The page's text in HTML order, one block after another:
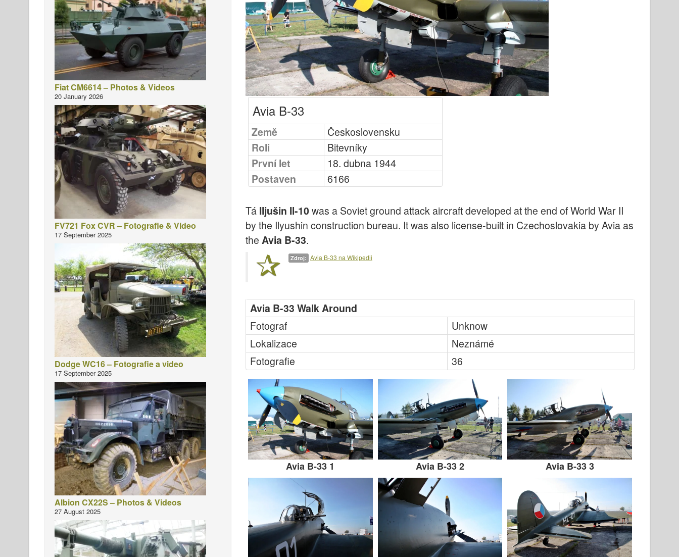
Avia B-33
Země
Československu
Roli
Bitevníky
První let
18. dubna 1944
Postaven
6166
Tá Iljušin Il-10 was a Soviet ground attack aircraft developed at the end of World War II
by the Ilyushin construction bureau. It was also license-built in Czechoslovakia by Avia as
the Avia B-33.
Zdroj: Avia B-33 na Wikipedii
Avia B-33 Walk Around
Fotograf
Unknow
Lokalizace
Neznámé
Fotografie
36
Avia B-33 1 Avia B-33 2 Avia B-33 3
Fiat CM6614 – Photos & Videos
20 January 2026
FV721 Fox CVR – Fotografie & Video
17 September 2025
Dodge WC16 – Fotografie a video
17 September 2025
Albion CX22S – Photos & Videos
27 August 2025